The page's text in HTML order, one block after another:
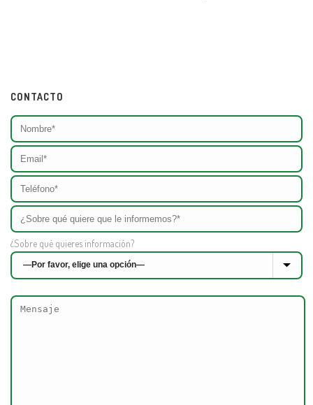
CONTACTO
¿Sobre qué quieres información?